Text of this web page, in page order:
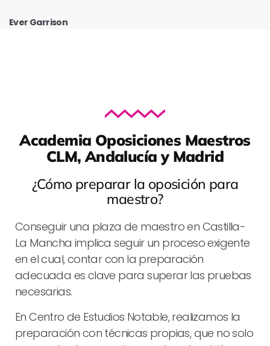
Ever Garrison
Academia Oposiciones Maestros
CLM, Andalucía y Madrid
¿Cómo preparar la oposición para
maestro?
Conseguir una plaza de maestro en Castilla-
La Mancha implica seguir un proceso exigente
en el cual, contar con la preparación
adecuada es clave para superar las pruebas
necesarias.
En Centro de Estudios Notable, realizamos la
preparación con técnicas propias, que no solo